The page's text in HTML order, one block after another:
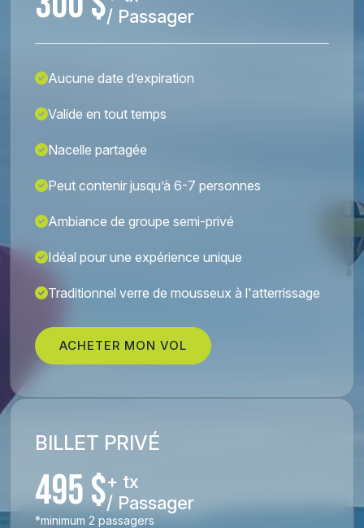
/ Passager
Aucune date d’expiration
Valide en tout temps
Nacelle partagée
Peut contenir jusqu’à 6-7 personnes
Ambiance de groupe semi-privé
Idéal pour une expérience unique
Traditionnel verre de mousseux à l'atterrissage
ACHETER MON VOL
BILLET PRIVÉ
495 $+ tx
/ Passager
*minimum 2 passagers